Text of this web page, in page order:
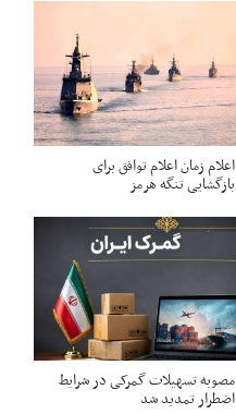
اعلام زمان اعلام توافق برای
بازگشایی تنگه هرمز
مصوبه تسهیلات گمرکی در شرایط
اضطرار تمدید شد